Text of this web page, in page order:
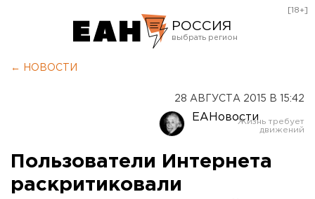
РОССИЯ
Оренбург
[18+]
← НОВОСТИ
28 АВГУСТА 2015 В 15:42
ЕАНовости
Пользователи Интернета
раскритиковали